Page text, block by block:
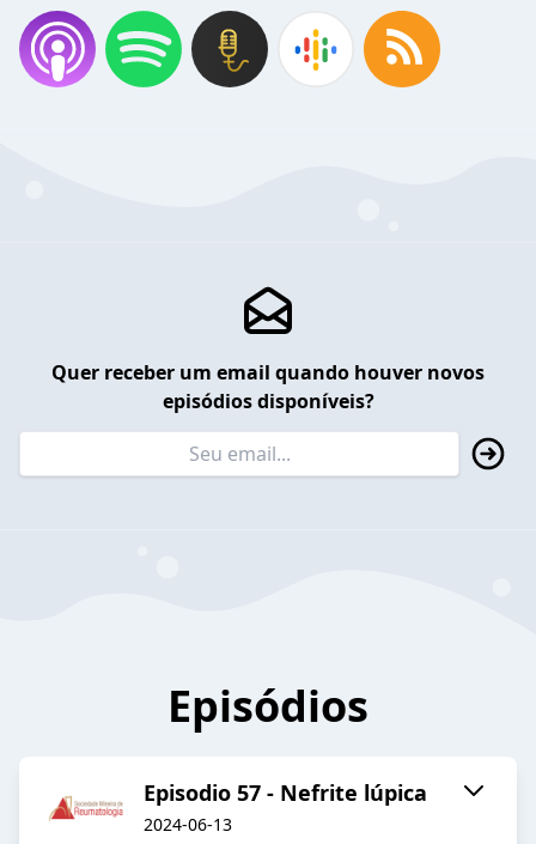
Quer receber um email quando houver novos
episódios disponíveis?
Episódios
Episodio 57 - Nefrite lúpica
2024-06-13